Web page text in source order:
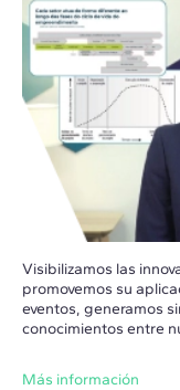
Visibilizamos las
promovemos su
eventos, generamos
conocimientos entre
Más información